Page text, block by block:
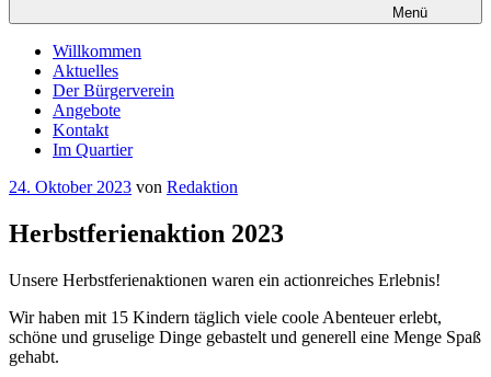
Menü
Willkommen
Aktuelles
Der Bürgerverein
Angebote
Kontakt
Im Quartier
Veröffentlicht
24. Oktober 2023 von Redaktion
Herbstferienaktion 2023
Unsere Herbstferienaktionen waren ein actionreiches Erlebnis!
Wir haben mit 15 Kindern täglich viele coole Abenteuer erlebt,
schöne und gruselige Dinge gebastelt und generell eine Menge Spaß
gehabt.